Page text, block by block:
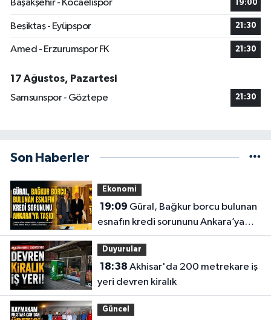
Başakşehir - Kocaelispor
19:00
Beşiktaş - Eyüpspor 21:30
Amed - Erzurumspor FK 21:30
17 Ağustos, Pazartesi
Samsunspor - Göztepe
21:30
Son Haberler
Ekonomi
19:09
esnafın kredi sorununu Ankara’ya
taşıdı
Duyurular
18:38
yeri devren kiralık
Güncel